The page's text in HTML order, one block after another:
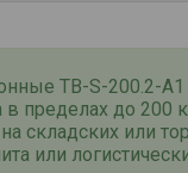
ТВ-S-200 .2-А1
в пределах до 200
складских или
или